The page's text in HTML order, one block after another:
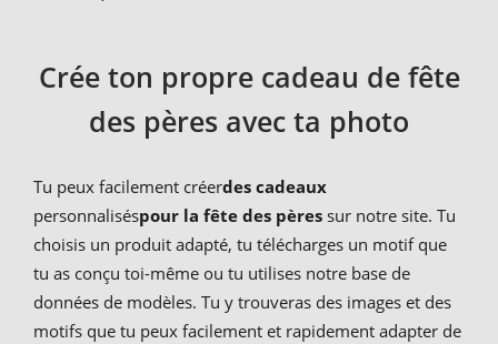
Crée ton propre cadeau de fête
des pères avec ta photo
Tu peux facilement créerdes cadeaux
personnaliséspour la fête des pères sur notre site. Tu
choisis un produit adapté, tu télécharges un motif que
tu as conçu toi-même ou tu utilises notre base de
données de modèles. Tu y trouveras des images et des
motifs que tu peux facilement et rapidement adapter de